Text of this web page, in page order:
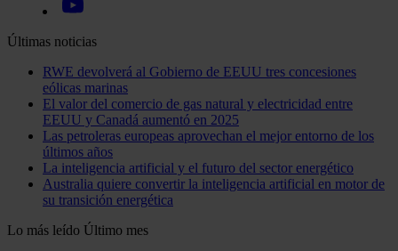
Últimas noticias
RWE devolverá al Gobierno de EEUU tres concesiones
eólicas marinas
El valor del comercio de gas natural y electricidad entre
EEUU y Canadá aumentó en 2025
Las petroleras europeas aprovechan el mejor entorno de los
últimos años
La inteligencia artificial y el futuro del sector energético
Australia quiere convertir la inteligencia artificial en motor de
su transición energética
Lo más leído Último mes